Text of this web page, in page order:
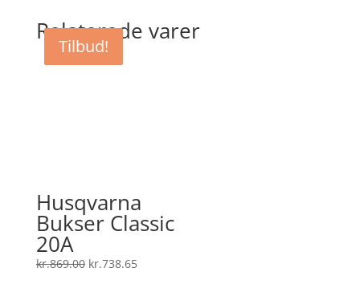
Relaterede varer
Tilbud!
Husqvarna
Bukser Classic
20A
kr.869.00 Den
kr.738.65Den
Tilbud!
Tilbud!